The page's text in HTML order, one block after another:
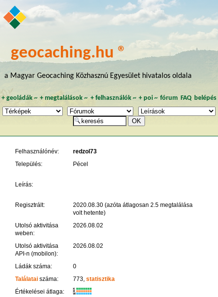
geocaching.hu ®
a Magyar Geocaching Közhasznú Egyesület hivatalos oldala
+ geoládák~ +megtalálások ~ + felhasználók~ + poi~ fórum FAQ belépés
Felhasználónév:
redzol73
Település:
Pécel
Leírás:
Regisztrált:
2020.08.30 (azóta átlagosan 2.5 megtalálása
volt hetente)
Utolsó aktivitása
weben:
2026.08.02
Utolsó aktivitása
API-n (mobilon):
2026.08.02
Ládák száma:
0
Találataiszáma: 773, statisztika
Értékelései átlaga:
K
R
W